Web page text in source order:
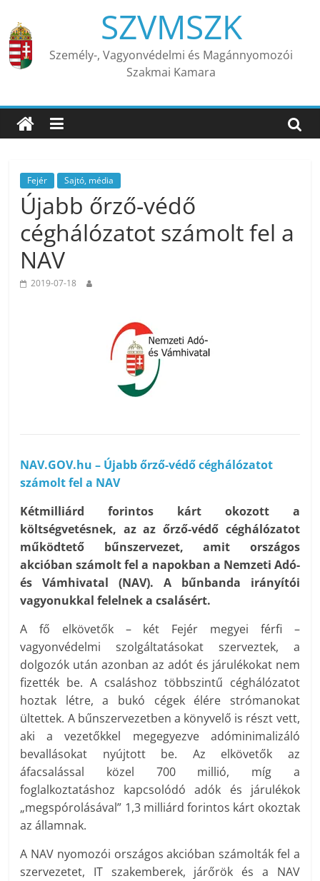
content
SZVMSZK
Személy-, Vagyonvédelmi és Magánnyomozói
Szakmai Kamara
Fejér Sajtó, média
Újabb őrző-védő
céghálózatot számolt fel a
NAV
2019-07-18
NAV.GOV.hu – Újabb őrző-védő céghálózatot
számolt fel a NAV
Kétmilliárd forintos kárt okozott a
költségvetésnek, az az őrző-védő céghálózatot
működtető bűnszervezet, amit országos
akcióban számolt fel a napokban a Nemzeti Adó-
és Vámhivatal (NAV). A bűnbanda irányítói
vagyonukkal felelnek a csalásért.
A fő elkövetők – két Fejér megyei férfi –
vagyonvédelmi szolgáltatásokat szerveztek, a
dolgozók után azonban az adót és járulékokat nem
fizették be. A csaláshoz többszintű céghálózatot
hoztak létre, a bukó cégek élére strómanokat
ültettek. A bűnszervezetben a könyvelő is részt vett,
aki a vezetőkkel megegyezve adóminimalizáló
bevallásokat nyújtott be. Az elkövetők az
áfacsalással közel 700 millió, míg a
foglalkoztatáshoz kapcsolódó adók és járulékok
„megspórolásával” 1,3 milliárd forintos kárt okoztak
az államnak.
A NAV nyomozói országos akcióban számolták fel a
szervezetet, IT szakemberek, járőrök és a NAV